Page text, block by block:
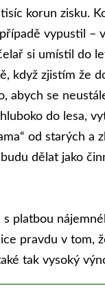
korun zisku.
vypustil –
si umístil do
když zjistím že
abych se
do lesa,
od starých a
dělat jako
platbou
pravdu v tom,
tak vysoký